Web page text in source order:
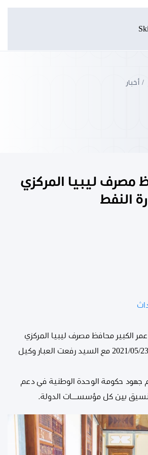
أخبار
مصرف ليبيا المركزي
النفط
الكبير محافظ مصرف ليبيا المركزي
بمكتبه الأحد الموافق 2021/05/23 مع السيد رفعت العبار وكيل
جهود حكومة الوحدة الوطنية في دعم
بين كل مؤسســـات الدولة.